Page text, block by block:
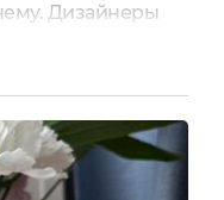
Дизайнеры
- нежно-
- выглядит
прочим, эта
Shabby pro